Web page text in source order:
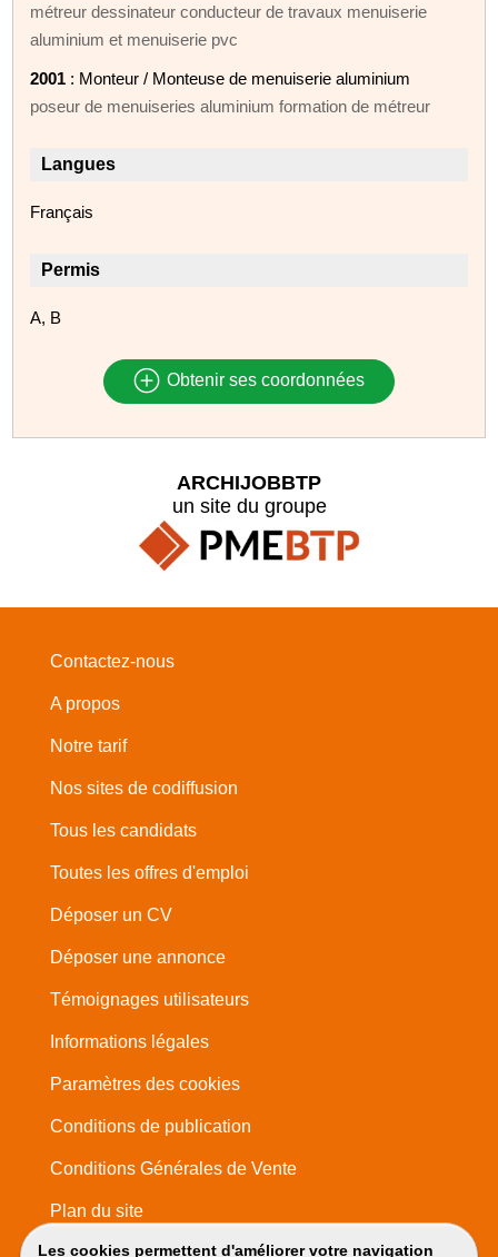
métreur dessinateur conducteur de travaux menuiserie
aluminium et menuiserie pvc
2001 : Monteur / Monteuse de menuiserie aluminium
poseur de menuiseries aluminium formation de métreur
Langues
Français
Permis
A, B
Obtenir ses coordonnées
Les cookies permettent d'améliorer votre navigation
ARCHIJOBBTP
un site du groupe
Contactez-nous
A propos
Notre tarif
Nos sites de codiffusion
Tous les candidats
Toutes les offres d'emploi
Déposer un CV
Déposer une annonce
Témoignages utilisateurs
Informations légales
Paramètres des cookies
Conditions de publication
Conditions Générales de Vente
Plan du site